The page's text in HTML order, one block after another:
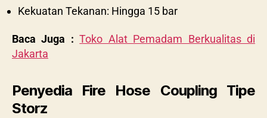
Kekuatan Tekanan: Hingga 15 bar
Baca Juga : Toko Alat Pemadam Berkualitas di
Jakarta
Penyedia Fire Hose Coupling Tipe
Storz